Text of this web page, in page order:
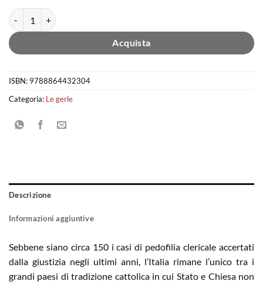
Chiesa e pedofilia, il caso italiano quantità
Acquista
ISBN: 9788864432304
Categoria: Le gerle
Descrizione
Informazioni aggiuntive
Sebbene siano circa 150 i casi di pedofilia clericale accertati
dalla giustizia negli ultimi anni, l’Italia rimane l’unico tra i
grandi paesi di tradizione cattolica in cui Stato e Chiesa non